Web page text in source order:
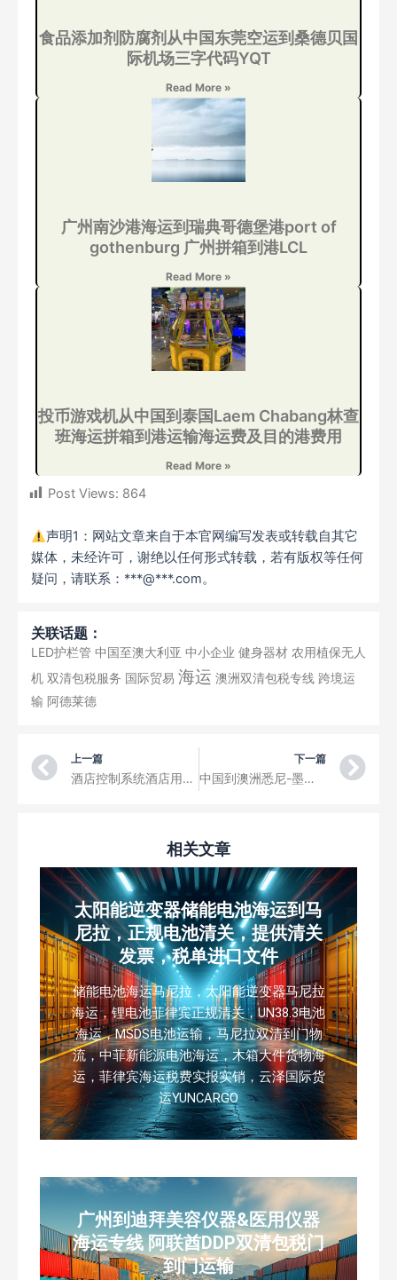
食品添加剂防腐剂从中国东莞空运到桑德贝国
际机场三字代码YQT
Read More »
广州南沙港海运到瑞典哥德堡港port of
gothenburg 广州拼箱到港LCL
Read More »
投币游戏机从中国到泰国Laem Chabang林查
班海运拼箱到港运输海运费及目的港费用
Read More »
Post Views: 864
声明1：网站文章来自于本官网编写发表或转载自其它
媒体，未经许可，谢绝以任何形式转载，若有版权等任何
疑问，请联系：***@***.com。
关联话题：
LED护栏管 中国至澳大利亚 中小企业 健身器材 农用植保无人
机 双清包税服务 国际贸易 海运 澳洲双清包税专线 跨境运
输 阿德莱德
Prev
上一篇
酒店控制系统酒店用品从中国义乌海运到菲律宾马尼拉双清包税到门整柜散货空运
下一篇
中国到澳洲悉尼-墨尔本-布里斯班散货拼柜整柜海运/空运双清到门服务
相关文章
太阳能逆变器储能电池海运到马
尼拉，正规电池清关，提供清关
发票，税单进口文件
储能电池海运马尼拉，太阳能逆变器马尼拉
海运，锂电池菲律宾正规清关，UN38.3电池
海运，MSDS电池运输，马尼拉双清到门物
流，中菲新能源电池海运，木箱大件货物海
运，菲律宾海运税费实报实销，云泽国际货
运YUNCARGO
广州到迪拜美容仪器&医用仪器
海运专线 阿联酋DDP双清包税门
到门运输